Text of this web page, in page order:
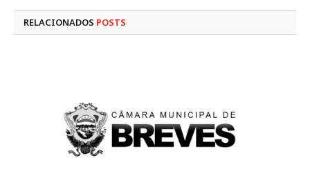
RELACIONADOS POSTS